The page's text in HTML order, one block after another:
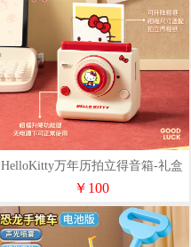
HelloKitty万年历拍立得音箱-礼盒
版
￥100